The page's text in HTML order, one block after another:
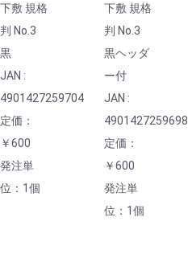
下敷 規格
判 No.3
黒
JAN :
4901427259704
定価：
￥600
発注単
位：1個
下敷 規格
判 No.3
黒ヘッダ
ー付
JAN :
4901427259698
定価：
￥600
発注単
位：1個